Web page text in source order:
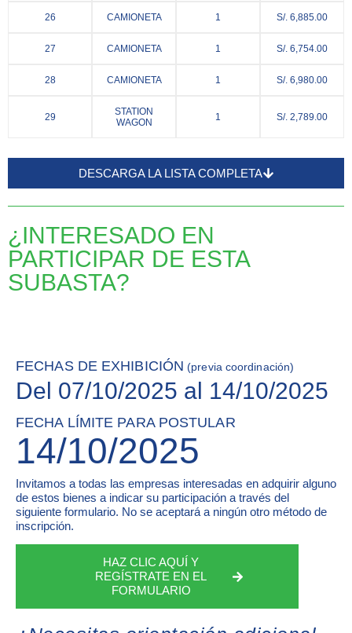
26 CAMIONETA 1 S/. 6,885.00
27 CAMIONETA 1 S/. 6,754.00
28 CAMIONETA 1 S/. 6,980.00
29
STATION
WAGON
1 S/. 2,789.00
DESCARGA LA LISTA COMPLETA
¿INTERESADO EN
PARTICIPAR DE ESTA
SUBASTA?
FECHAS DE EXHIBICIÓN (previa coordinación)
Del 07/10/2025 al 14/10/2025
FECHA LÍMITE PARA POSTULAR
14/10/2025
Invitamos a todas las empresas interesadas en adquirir alguno
de estos bienes a indicar su participación a través del
siguiente formulario. No se aceptará a ningún otro método de
inscripción.
HAZ CLIC AQUÍ Y
REGÍSTRATE EN EL
FORMULARIO